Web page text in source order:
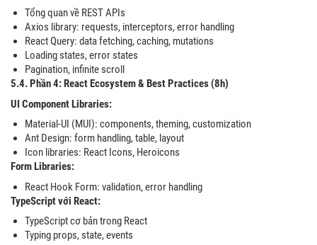
Tổng quan về REST APIs
Axios library: requests, interceptors, error handling
React Query: data fetching, caching, mutations
Loading states, error states
Pagination, infinite scroll
5.4. Phần 4: React Ecosystem & Best Practices (8h)
UI Component Libraries:
Material-UI (MUI): components, theming, customization
Ant Design: form handling, table, layout
Icon libraries: React Icons, Heroicons
Form Libraries:
React Hook Form: validation, error handling
TypeScript với React:
TypeScript cơ bản trong React
Typing props, state, events